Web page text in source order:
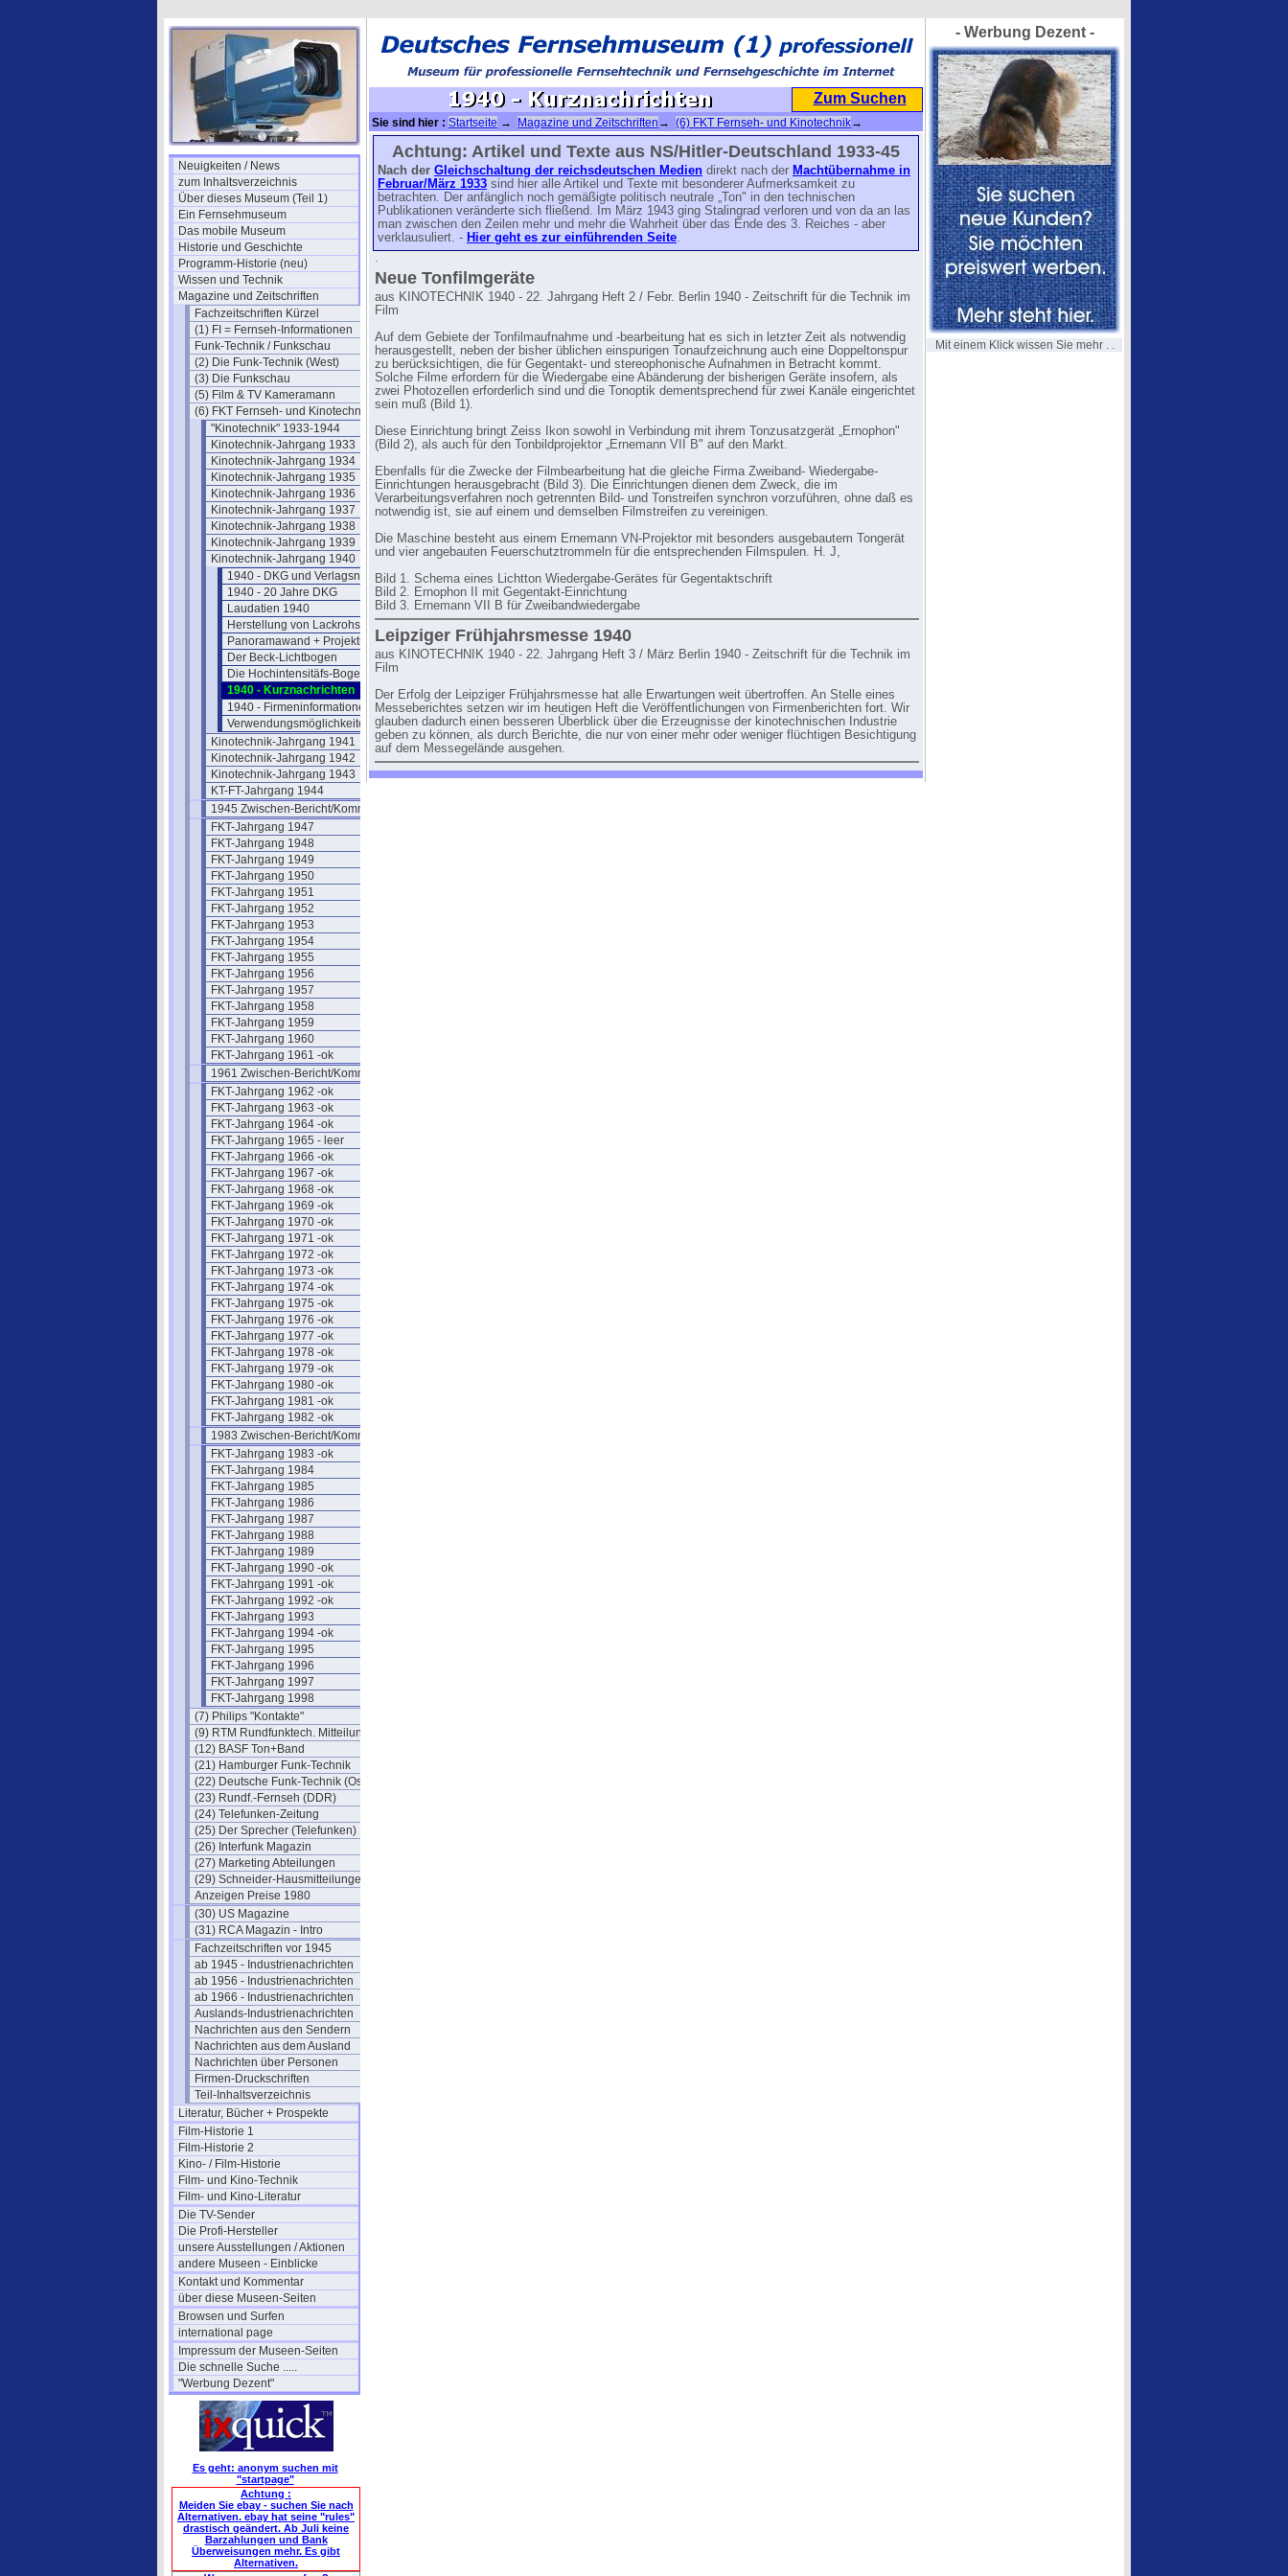
Neuigkeiten / News
zum Inhaltsverzeichnis
Über dieses Museum (Teil 1)
Ein Fernsehmuseum
Das mobile Museum
Historie und Geschichte
Programm-Historie (neu)
Wissen und Technik
Magazine und Zeitschriften
Fachzeitschriften Kürzel
(1) FI = Fernseh-Informationen
Funk-Technik / Funkschau
(2) Die Funk-Technik (West)
(3) Die Funkschau
(5) Film & TV Kameramann
(6) FKT Fernseh- und Kinotechnik
"Kinotechnik" 1933-1944
Kinotechnik-Jahrgang 1933
Kinotechnik-Jahrgang 1934
Kinotechnik-Jahrgang 1935
Kinotechnik-Jahrgang 1936
Kinotechnik-Jahrgang 1937
Kinotechnik-Jahrgang 1938
Kinotechnik-Jahrgang 1939
Kinotechnik-Jahrgang 1940
1940 - DKG und Verlagsnachrichten
1940 - 20 Jahre DKG
Laudatien 1940
Herstellung von Lackrohstoff
Panoramawand + Projektionseinrichtung
Der Beck-Lichtbogen
Die Hochintensitäfs-Bogenlampe
1940 - Kurznachrichten
1940 - Firmeninformationen
Verwendungsmöglichkeiten von Altfilm
Kinotechnik-Jahrgang 1941
Kinotechnik-Jahrgang 1942
Kinotechnik-Jahrgang 1943
KT-FT-Jahrgang 1944
1945 Zwischen-Bericht/Kommentar
FKT-Jahrgang 1947
FKT-Jahrgang 1948
FKT-Jahrgang 1949
FKT-Jahrgang 1950
FKT-Jahrgang 1951
FKT-Jahrgang 1952
FKT-Jahrgang 1953
FKT-Jahrgang 1954
FKT-Jahrgang 1955
FKT-Jahrgang 1956
FKT-Jahrgang 1957
FKT-Jahrgang 1958
FKT-Jahrgang 1959
FKT-Jahrgang 1960
FKT-Jahrgang 1961 -ok
1961 Zwischen-Bericht/Kommentar
FKT-Jahrgang 1962 -ok
FKT-Jahrgang 1963 -ok
FKT-Jahrgang 1964 -ok
FKT-Jahrgang 1965 - leer
FKT-Jahrgang 1966 -ok
FKT-Jahrgang 1967 -ok
FKT-Jahrgang 1968 -ok
FKT-Jahrgang 1969 -ok
FKT-Jahrgang 1970 -ok
FKT-Jahrgang 1971 -ok
FKT-Jahrgang 1972 -ok
FKT-Jahrgang 1973 -ok
FKT-Jahrgang 1974 -ok
FKT-Jahrgang 1975 -ok
FKT-Jahrgang 1976 -ok
FKT-Jahrgang 1977 -ok
FKT-Jahrgang 1978 -ok
FKT-Jahrgang 1979 -ok
FKT-Jahrgang 1980 -ok
FKT-Jahrgang 1981 -ok
FKT-Jahrgang 1982 -ok
1983 Zwischen-Bericht/Kommentar
FKT-Jahrgang 1983 -ok
FKT-Jahrgang 1984
FKT-Jahrgang 1985
FKT-Jahrgang 1986
FKT-Jahrgang 1987
FKT-Jahrgang 1988
FKT-Jahrgang 1989
FKT-Jahrgang 1990 -ok
FKT-Jahrgang 1991 -ok
FKT-Jahrgang 1992 -ok
FKT-Jahrgang 1993
FKT-Jahrgang 1994 -ok
FKT-Jahrgang 1995
FKT-Jahrgang 1996
FKT-Jahrgang 1997
FKT-Jahrgang 1998
(7) Philips "Kontakte"
(9) RTM Rundfunktech. Mitteilungen
(12) BASF Ton+Band
(21) Hamburger Funk-Technik
(22) Deutsche Funk-Technik (Ost)
(23) Rundf.-Fernseh (DDR)
(24) Telefunken-Zeitung
(25) Der Sprecher (Telefunken)
(26) Interfunk Magazin
(27) Marketing Abteilungen
(29) Schneider-Hausmitteilungen
Anzeigen Preise 1980
(30) US Magazine
(31) RCA Magazin - Intro
Fachzeitschriften vor 1945
ab 1945 - Industrienachrichten
ab 1956 - Industrienachrichten
ab 1966 - Industrienachrichten
Auslands-Industrienachrichten
Nachrichten aus den Sendern
Nachrichten aus dem Ausland
Nachrichten über Personen
Firmen-Druckschriften
Teil-Inhaltsverzeichnis
Literatur, Bücher + Prospekte
Film-Historie 1
Film-Historie 2
Kino- / Film-Historie
Film- und Kino-Technik
Film- und Kino-Literatur
Die TV-Sender
Die Profi-Hersteller
unsere Ausstellungen / Aktionen
andere Museen - Einblicke
Kontakt und Kommentar
über diese Museen-Seiten
Browsen und Surfen
international page
Impressum der Museen-Seiten
Die schnelle Suche .....
"Werbung Dezent"
Es geht: anonym suchen mit
"startpage"
Achtung :
Meiden Sie ebay - suchen Sie nach
Alternativen. ebay hat seine "rules"
drastisch geändert. Ab Juli keine
Barzahlungen und Bank
Überweisungen mehr. Es gibt
Alternativen.
Zum Suchen
Sie sind hier : Startseite → Magazine und Zeitschriften → (6) FKT Fernseh- und Kinotechnik→
Kinotechnik-Jahrgang 1940→ 1940 - Kurznachrichten
Achtung: Artikel und Texte aus NS/Hitler-Deutschland 1933-45
Nach der Gleichschaltung der reichsdeutschen Medien direkt nach der Machtübernahme in
Februar/März 1933 sind hier alle Artikel und Texte mit besonderer Aufmerksamkeit zu
betrachten. Der anfänglich noch gemäßigte politisch neutrale „Ton" in den technischen
Publikationen veränderte sich fließend. Im März 1943 ging Stalingrad verloren und von da an las
man zwischen den Zeilen mehr und mehr die Wahrheit über das Ende des 3. Reiches - aber
verklausuliert. - Hier geht es zur einführenden Seite.
.
Neue Tonfilmgeräte
aus KINOTECHNIK 1940 - 22. Jahrgang Heft 2 / Febr. Berlin 1940 - Zeitschrift für die Technik im
Film
Auf dem Gebiete der Tonfilmaufnahme und -bearbeitung hat es sich in letzter Zeit als notwendig
herausgestellt, neben der bisher üblichen einspurigen Tonaufzeichnung auch eine Doppeltonspur
zu berücksichtigen, die für Gegentakt- und stereophonische Aufnahmen in Betracht kommt.
Solche Filme erfordern für die Wiedergabe eine Abänderung der bisherigen Geräte insofern, als
zwei Photozellen erforderlich sind und die Tonoptik dementsprechend für zwei Kanäle eingerichtet
sein muß (Bild 1).
Diese Einrichtung bringt Zeiss Ikon sowohl in Verbindung mit ihrem Tonzusatzgerät „Ernophon"
(Bild 2), als auch für den Tonbildprojektor „Ernemann VII B" auf den Markt.
Ebenfalls für die Zwecke der Filmbearbeitung hat die gleiche Firma Zweiband- Wiedergabe-
Einrichtungen herausgebracht (Bild 3). Die Einrichtungen dienen dem Zweck, die im
Verarbeitungsverfahren noch getrennten Bild- und Tonstreifen synchron vorzuführen, ohne daß es
notwendig ist, sie auf einem und demselben Filmstreifen zu vereinigen.
Die Maschine besteht aus einem Ernemann VN-Projektor mit besonders ausgebautem Tongerät
und vier angebauten Feuerschutztrommeln für die entsprechenden Filmspulen. H. J,
Bild 1. Schema eines Lichtton Wiedergabe-Gerätes für Gegentaktschrift
Bild 2. Ernophon II mit Gegentakt-Einrichtung
Bild 3. Ernemann VII B für Zweibandwiedergabe
Leipziger Frühjahrsmesse 1940
aus KINOTECHNIK 1940 - 22. Jahrgang Heft 3 / März Berlin 1940 - Zeitschrift für die Technik im
Film
Der Erfolg der Leipziger Frühjahrsmesse hat alle Erwartungen weit übertroffen. An Stelle eines
Messeberichtes setzen wir im heutigen Heft die Veröffentlichungen von Firmenberichten fort. Wir
glauben dadurch einen besseren Überblick über die Erzeugnisse der kinotechnischen Industrie
geben zu können, als durch Berichte, die nur von einer mehr oder weniger flüchtigen Besichtigung
auf dem Messegelände ausgehen.
- Werbung Dezent -
Mit einem Klick wissen Sie mehr . .